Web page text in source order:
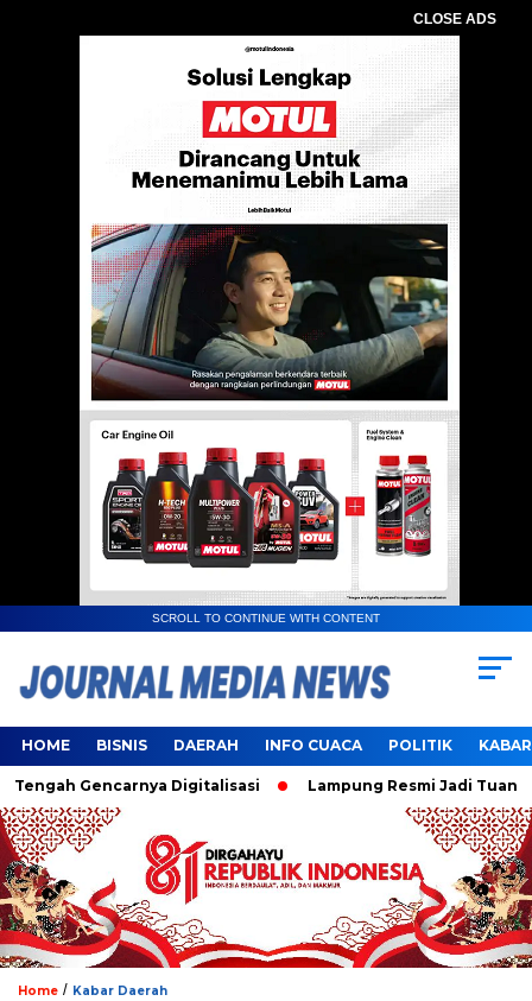
CLOSE ADS
SCROLL TO CONTINUE WITH CONTENT
HOME BISNIS DAERAH INFO CUACA POLITIK
Gencarnya Digitalisasi Lampung Resmi Jadi Tuan
Home / Kabar Daerah